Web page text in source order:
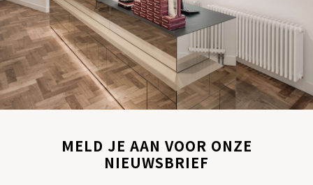
MELD JE AAN VOOR ONZE
NIEUWSBRIEF